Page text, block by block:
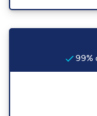
99%